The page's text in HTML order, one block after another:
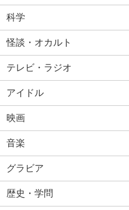
科学
怪談・オカルト
テレビ・ラジオ
アイドル
映画
音楽
グラビア
歴史・学問